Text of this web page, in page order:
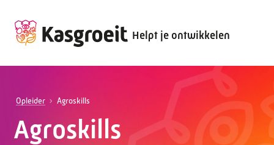
Helpt je ontwikkelen
Opleider Agroskills
Agroskills